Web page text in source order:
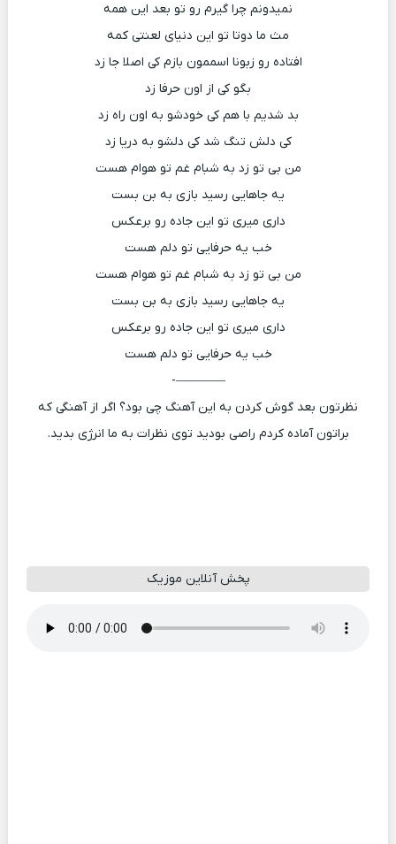
نمیدونم چرا گیرم رو تو بعد این همه
مث ما دوتا تو این دنیای لعنتی کمه
افتاده رو زبونا اسممون بازم کی اصلا جا زد
بگو کی از اون حرفا زد
بد شدیم با هم کی خودشو به اون راه زد
کی دلش تنگ شد کی دلشو به دریا زد
من بی تو زد به شبام غم تو هوام هست
یه جاهایی رسید بازی به بن بست
داری میری تو این جاده رو برعکس
خب یه حرفایی تو دلم هست
من بی تو زد به شبام غم تو هوام هست
یه جاهایی رسید بازی به بن بست
داری میری تو این جاده رو برعکس
خب یه حرفایی تو دلم هست
————-
نظرتون بعد گوش کردن به این آهنگ چی بود؟ اگر از آهنگی که
براتون آماده کردم راصی بودید توی نظرات به ما انرژی بدید.
پخش آنلاین موزیک